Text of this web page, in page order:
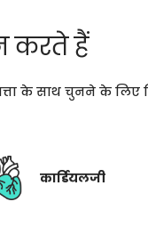
करते हैं
के साथ चुनने के लिए
कार्डियलजी